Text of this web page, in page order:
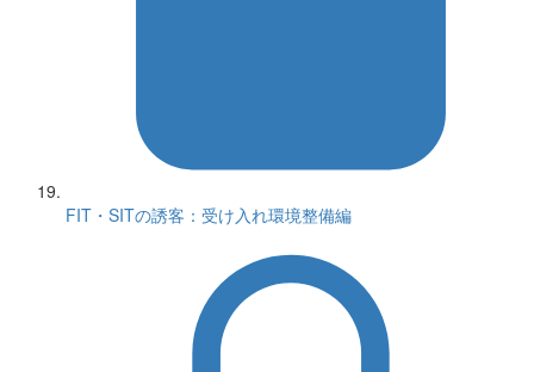
FIT・SITの誘客：受け入れ環境整備編